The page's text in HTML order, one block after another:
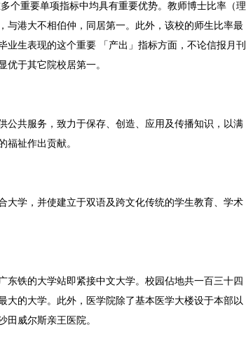
个重要单项指标中均具有重要优势。教师博士比率（理
与港大不相伯仲，同居第一。此外，该校的师生比率最
生表现的这个重要 「产出」指标方面，不论信报月刊
于其它院校居第一。
公共服务，致力于保存、创造、应用及传播知识，以满
福祉作出贡献。
大学，并使建立于双语及跨文化传统的学生教育、学术
东铁的大学站即紧接中文大学。校园佔地共一百三十四
的大学。此外，医学院除了基本医学大楼设于本部以
威尔斯亲王医院。